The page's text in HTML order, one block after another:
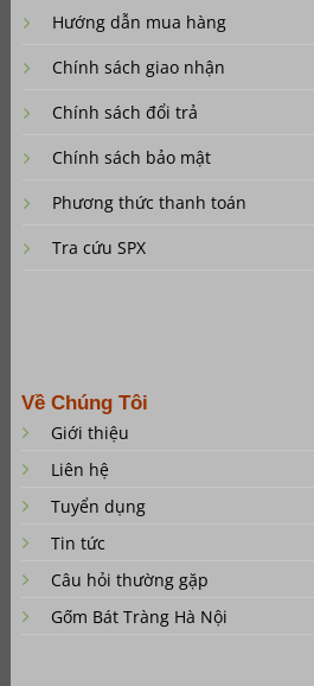
Hướng dẫn mua hàng
Chính sách giao nhận
Chính sách đổi trả
Chính sách bảo mật
Phương thức thanh toán
Tra cứu SPX
Về Chúng Tôi
Giới thiệu
Liên hệ
Tuyển dụng
Tin tức
Câu hỏi thường gặp
Gốm Bát Tràng Hà Nội